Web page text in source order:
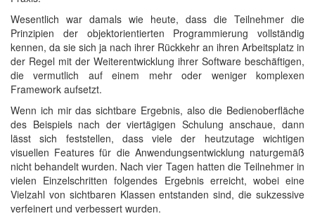
Wesentlich war damals wie heute, dass die Teilnehmer die
Prinzipien der objektorientierten Programmierung vollständig
kennen, da sie sich ja nach ihrer Rückkehr an ihren Arbeitsplatz in
der Regel mit der Weiterentwicklung ihrer Software beschäftigen,
die vermutlich auf einem mehr oder weniger komplexen
Framework aufsetzt.
Wenn ich mir das sichtbare Ergebnis, also die Bedienoberfläche
des Beispiels nach der viertägigen Schulung anschaue, dann
lässt sich feststellen, dass viele der heutzutage wichtigen
visuellen Features für die Anwendungsentwicklung naturgemäß
nicht behandelt wurden. Nach vier Tagen hatten die Teilnehmer in
vielen Einzelschritten folgendes Ergebnis erreicht, wobei eine
Vielzahl von sichtbaren Klassen entstanden sind, die sukzessive
verfeinert und verbessert wurden.